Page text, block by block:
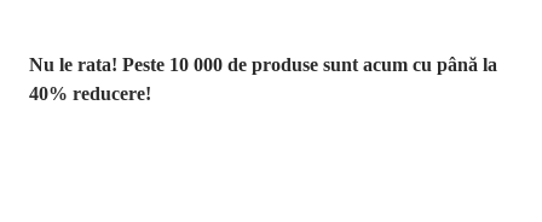
Nu le rata! Peste 10 000 de produse sunt acum cu până la
40% reducere!